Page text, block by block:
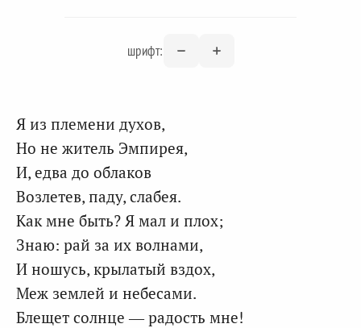
шрифт:
Я из племени духов,
Но не житель Эмпирея,
И, едва до облаков
Возлетев, паду, слабея.
Как мне быть? Я мал и плох;
Знаю: рай за их волнами,
И ношусь, крылатый вздох,
Меж землей и небесами.
Блещет солнце — радость мне!